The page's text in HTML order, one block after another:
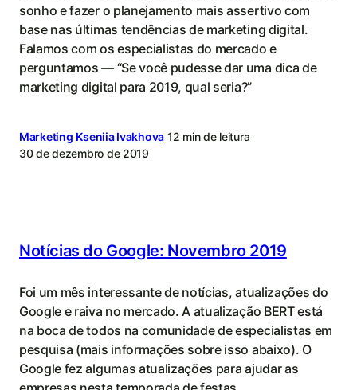
sonho e fazer o planejamento mais assertivo com
base nas últimas tendências de marketing digital.
Falamos com os especialistas do mercado e
perguntamos — “Se você pudesse dar uma dica de
marketing digital para 2019, qual seria?”
Marketing Kseniia Ivakhova 12 min de leitura
30 de dezembro de 2019
Notícias do Google: Novembro 2019
Foi um mês interessante de notícias, atualizações do
Google e raiva no mercado. A atualização BERT está
na boca de todos na comunidade de especialistas em
pesquisa (mais informações sobre isso abaixo). O
Google fez algumas atualizações para ajudar as